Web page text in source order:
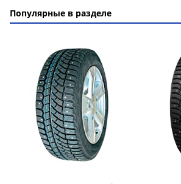
Популярные в разделе